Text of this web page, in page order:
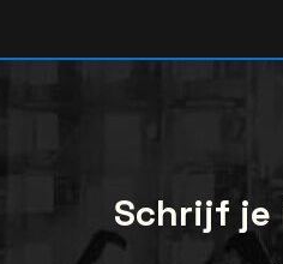
Schrijf je